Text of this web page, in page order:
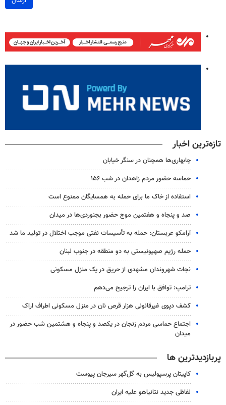
تازه‌ترین اخبار
چابهاری‌ها همچنان در سنگر خیابان
حماسه حضور مردم زاهدان در شب ۱۵۶
استفاده از خاک ما برای حمله به همسایگان ممنوع است
صد و پنجاه و هفتمین موج حضور بجنوردی‌ها در میدان
آرامکو عربستان: حمله به تأسیسات نفتی موجب اختلال در تولید ما شد
حمله رژیم صهیونیستی به دو منطقه در جنوب لبنان
نجات شهروندان مشهدی از حریق در یک منزل مسکونی
ترامپ: توافق با ایران را ترجیح می‌دهم
کشف دپوی غیرقانونی هزار قرص نان در منزل مسکونی اطراف اراک
اجتماع حماسی مردم زنجان در یکصد و پنجاه و هشتمین شب حضور در
میدان
پربازدیدترین ها
کاپیتان پرسپولیس به گل‌گهر سیرجان پیوست
لفاظی جدید نتانیاهو علیه ایران